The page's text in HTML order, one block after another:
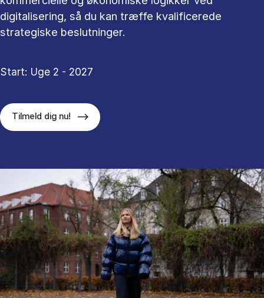
digitalisering, så du kan træffe kvalificerede
strategiske beslutninger.
Start: Uge 2 - 2027
Tilmeld dig nu!